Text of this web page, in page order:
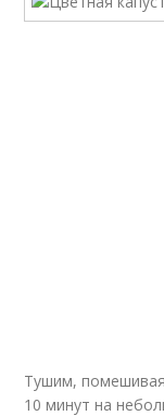
Тушим,
10 минут на